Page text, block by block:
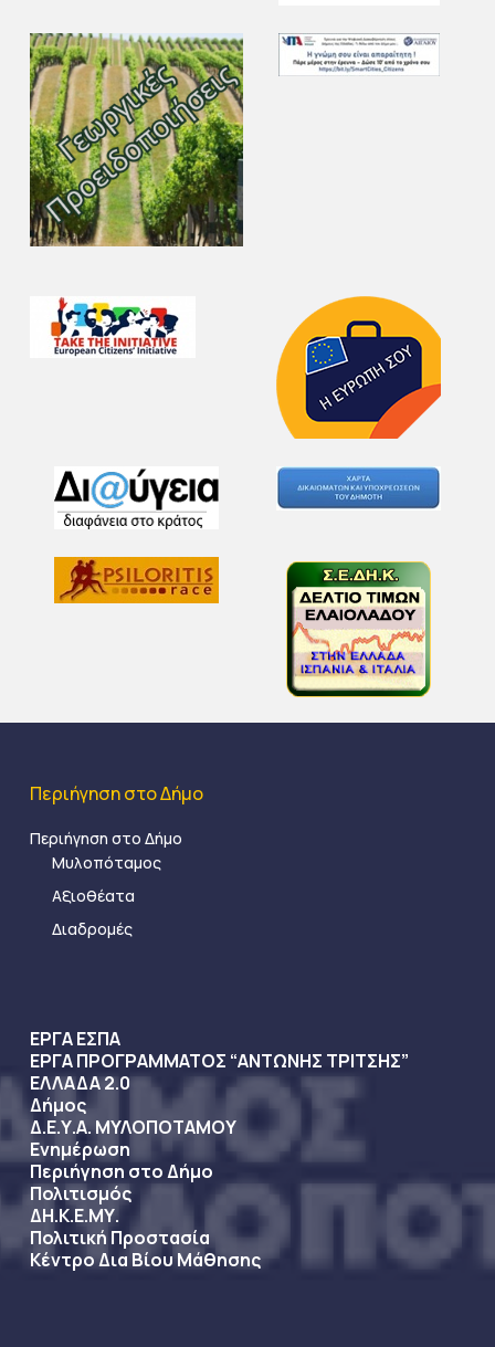
Περιήγηση στο Δήμο
Περιήγηση στο Δήμο
Μυλοπόταμος
Αξιοθέατα
Διαδρομές
ΕΡΓΑ ΕΣΠΑ
ΕΡΓΑ ΠΡΟΓΡΑΜΜΑΤΟΣ “ΑΝΤΩΝΗΣ ΤΡΙΤΣΗΣ”
ΕΛΛΑΔΑ 2.0
Δήμος
Δ.Ε.Υ.Α. ΜΥΛΟΠΟΤΑΜΟΥ
Ενημέρωση
Περιήγηση στο Δήμο
Πολιτισμός
ΔΗ.Κ.Ε.ΜΥ.
Πολιτική Προστασία
Κέντρο Δια Βίου Μάθησης